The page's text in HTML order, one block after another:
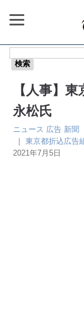
【人事】
永松氏
ニュース 広告 新聞
｜東京都折込広告
2021年7月5日